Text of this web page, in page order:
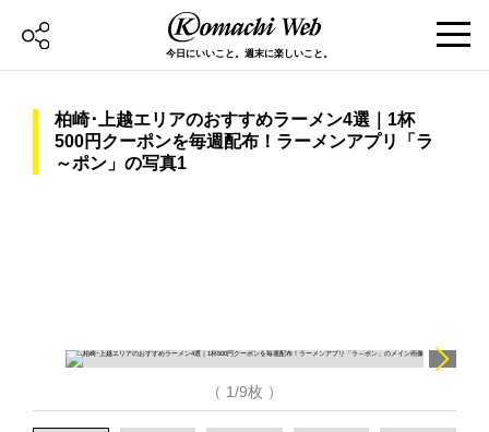
今日にいいこと。週末に楽しいこと。
柏崎･上越エリアのおすすめラーメン4選｜1杯
500円クーポンを毎週配布！ラーメンアプリ「ラ
～ポン」の写真1
（ 1/9枚 ）